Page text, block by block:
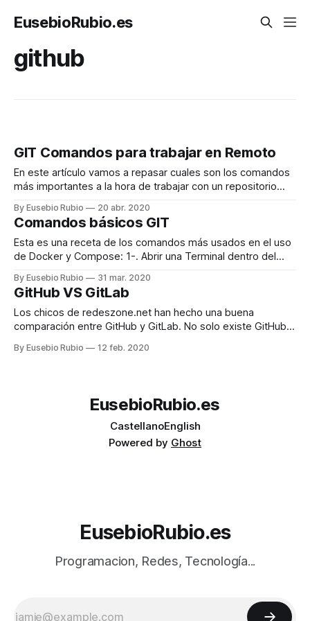
EusebioRubio.es
github
GIT Comandos para trabajar en Remoto
En este artículo vamos a repasar cuales son los comandos
más importantes a la hora de trabajar con un repositorio
By Eusebio Rubio 20 abr. 2020
Comandos básicos GIT
Esta es una receta de los comandos más usados en el uso
de Docker y Compose: 1-. Abrir una Terminal dentro del
contenedor para hacer cosas como aplicar migraciones,
ejecutar comandos, o probar test. docker exec -it
:container_id bash 2-.
By Eusebio Rubio 31 mar. 2020
GitHub VS GitLab
Los chicos de redeszone.net han hecho una buena
comparación entre GitHub y GitLab. No solo existe GitHub
información en el enlace. Antes de comparar modelos,
By Eusebio Rubio 12 feb. 2020
EusebioRubio.es
CastellanoEnglish
Powered by Ghost
EusebioRubio.es
Programacion, Redes, Tecnología...